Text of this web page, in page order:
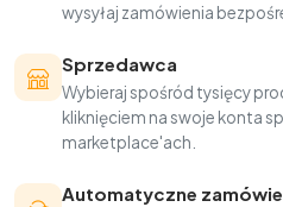
wysyłaj zamówienia
Sprzedawca
Wybieraj spośród tysięcy
kliknięciem na swoje konta
marketplace'ach.
Automatyczne